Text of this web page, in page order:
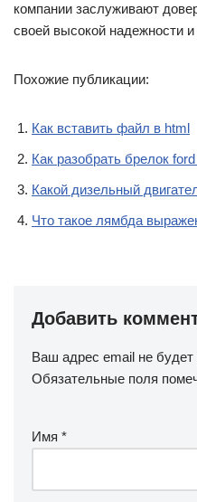
компании заслуживают
своей высокой надежности
Похожие публикации:
Как вставить файл в html
Как разобрать брелок
Какой дизельный
Что такое лямбда
Добавить
Ваш адрес email не будет
Обязательные поля
Имя *